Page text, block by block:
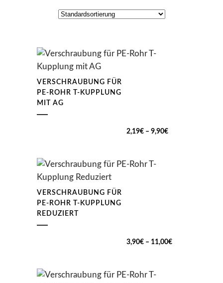
VERSCHRAUBUNG FÜR
PE-ROHR T-KUPPLUNG
MIT AG
2,19€ – 9,90€Preisspanne:
VERSCHRAUBUNG FÜR
PE-ROHR T-KUPPLUNG
REDUZIERT
3,90€ – 11,00€Preisspanne: